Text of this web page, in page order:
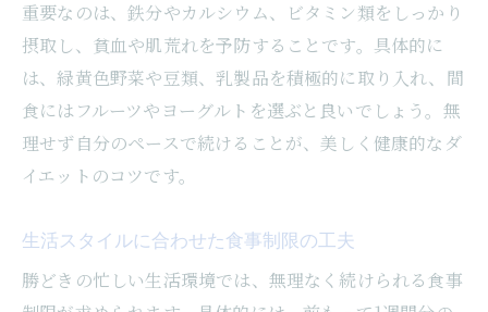
重要なのは、鉄分やカルシウム、ビタミン類をしっかり
摂取し、貧血や肌荒れを予防することです。具体的に
は、緑黄色野菜や豆類、乳製品を積極的に取り入れ、間
食にはフルーツやヨーグルトを選ぶと良いでしょう。無
理せず自分のペースで続けることが、美しく健康的なダ
イエットのコツです。
生活スタイルに合わせた食事制限の工夫
勝どきの忙しい生活環境では、無理なく続けられる食事